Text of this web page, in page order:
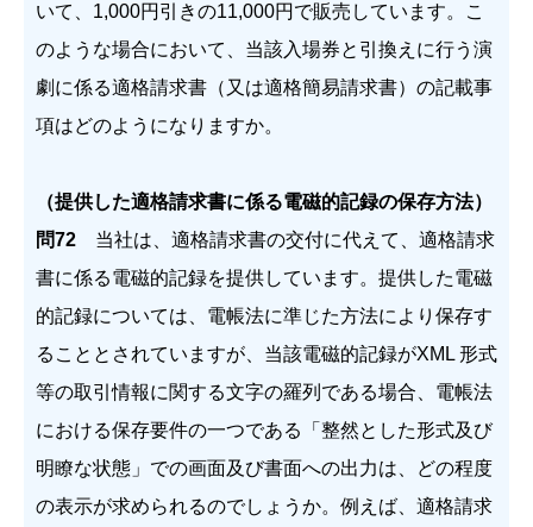
いて、1,000円引きの11,000円で販売しています。こ
のような場合において、当該入場券と引換えに行う演
劇に係る適格請求書（又は適格簡易請求書）の記載事
項はどのようになりますか。
（提供した適格請求書に係る電磁的記録の保存方法）
問72 当社は、適格請求書の交付に代えて、適格請求
書に係る電磁的記録を提供しています。提供した電磁
的記録については、電帳法に準じた方法により保存す
ることとされていますが、当該電磁的記録がXML 形式
等の取引情報に関する文字の羅列である場合、電帳法
における保存要件の一つである「整然とした形式及び
明瞭な状態」での画面及び書面への出力は、どの程度
の表示が求められるのでしょうか。例えば、適格請求